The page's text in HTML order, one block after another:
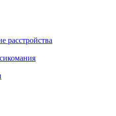
расстройства